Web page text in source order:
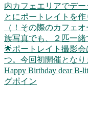
Happy Birthday dear
グポイン